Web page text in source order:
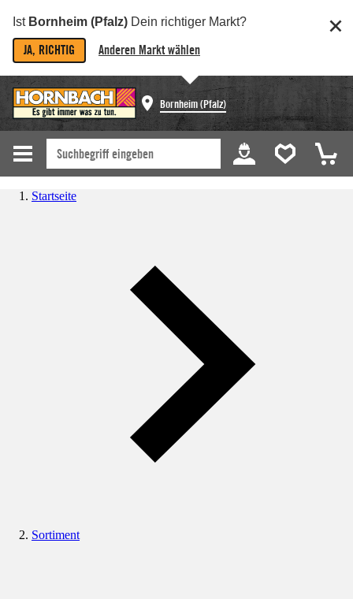
Ist Bornheim (Pfalz) Dein richtiger Markt?
JA, RICHTIG Anderen Markt wählen
Bornheim (Pfalz)
Startseite
Sortiment